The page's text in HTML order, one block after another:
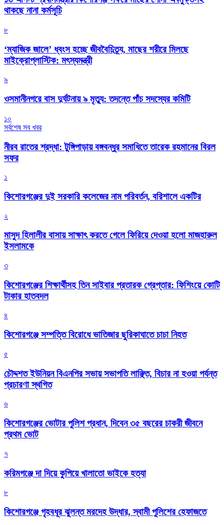
থাকছে নানা কর্মসূচি
৮
‘ম্যাজিক জালে’ ধ্বংস হচ্ছে জীববৈচিত্র্য, মাছের শরীরে মিলছে
মাইক্রোপ্লাস্টিক: মৎস্যমন্ত্রী
৯
ওসমানীনগরে বাস দুর্ঘটনায় ৯ মৃত্যু: তদন্তে পাঁচ সদস্যের কমিটি
১০
সর্বশেষ সব খবর
নীরব রাতের শ্রদ্ধা: টুঙ্গিপাড়ায় বঙ্গবন্ধুর সমাধিতে তারেক রহমানের বিরল
সফর
১
কিশোরগঞ্জের দুই সরকারি কলেজের নাম পরিবর্তন, বরিশালে একটির
২
মাসুদ হিলালীর বাসায় সাক্ষাৎ করতে গেলে ফিরিয়ে দেওয়া হলো মাজহারুল
ইসলামকে
৩
কিশোরগঞ্জের শিক্ষার্থীসহ তিন সাইবার প্রতারক গ্রেপ্তার: ফিশিংয়ে কোটি
টাকার হাতবদল
৪
কিশোরগঞ্জে সম্পত্তি বিরোধে ভাতিজার ছুরিকাঘাতে চাচা নিহত
৫
চৌদ্দশত ইউনিয়ন বিএনপির সভায় সভাপতি লাঞ্ছিত, বিচার না হওয়া পর্যন্ত
প্রচারণা স্থগিত
৬
কিশোরগঞ্জের ভোটার পুলিশ প্রধান, দিবেন ৩৫ বছরের চাকরী জীবনে
প্রথম ভোট
৭
করিমগঞ্জে দা দিয়ে কুপিয়ে খালাতো ভাইকে হত্যা
৮
কিশোরগঞ্জে গৃহবধূর ঝুলন্ত মরদেহ উদ্ধার, স্বামী পুলিশের হেফাজতে